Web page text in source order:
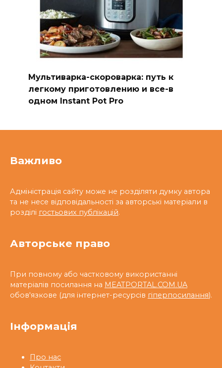
Мультиварка-скороварка: путь к
легкому приготовлению и все-в
одном Instant Pot Pro
Важливо
Адміністрація сайту може не розділяти думку автора
та не несе відповідальності за авторські матеріали в
розділі гостьових публікацій.
Авторське право
При повному або частковому використанні
матеріалів посилання на MEATPORTAL.COM.UA
обов'язкове (для інтернет-ресурсів гіперпосилання).
Інформація
Про нас